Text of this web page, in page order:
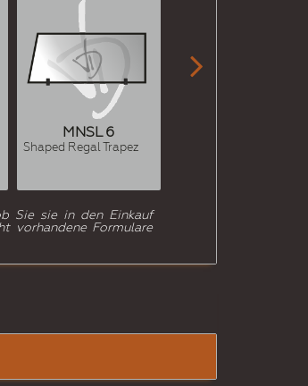
MNSL 6
Shaped Regal Trapez

Sie sie in den Einkauf
vorhandene Formulare